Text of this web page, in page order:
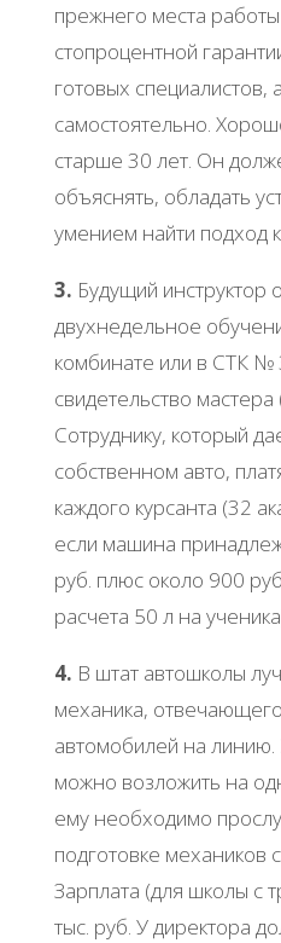
прежнего места
стопроцентной
готовых специалистов,
самостоятельно.
старше 30 лет. Он
объяснять, обладать
умением найти подход
3. Будущий инструктор
двухнедельное
комбинате или в СТК №
свидетельство мастера
Сотруднику, который
собственном авто,
каждого курсанта (32
если машина
руб. плюс около 900
расчета 50 л на
4. В штат автошколы
механика,
автомобилей на линию.
можно возложить на
ему необходимо
подготовке механиков
Зарплата (для школы
тыс. руб. У директора